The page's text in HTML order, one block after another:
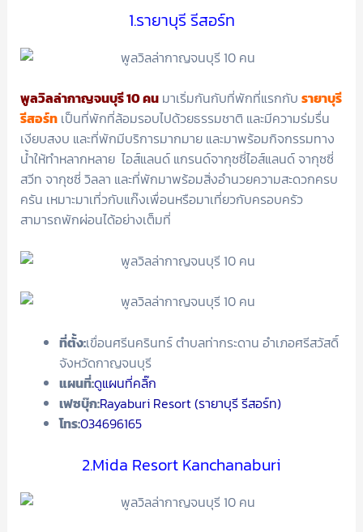
1.รายาบุรี รีสอร์ท
พูลวิลล่ากาญจนบุรี 10 คนมาเริ่มกันกับที่พักที่แรกกับ รายาบุรี
รีสอร์ทเป็นที่พักที่ล้อมรอบไปด้วยธรรมชาติ และมีความร่มรื่น
เงียบสงบ และที่พักมีบริการมากมาย และมาพร้อมกิจกรรมทาง
น้ำให้ทำหลากหลาย ไอส์แลนด์ แกรนด์จากุซซี่ไอส์แลนด์ จากุซซี่
สวีท จากุซซี่ วิลลา และที่พักมาพร้อมสิ่งอำนวยความสะดวกครบ
ครัน เหมาะมาเที่วกับแก๊งเพื่อนหรือมาเที่ยวกับครอบครัว
สามารถพักผ่อนได้อย่างเต็มที่
ที่ตั้ง:เขื่อนศรีนครินทร์ ตำบลท่ากระดาน อำเภอศรีสวัสดิ์
จังหวัดกาญจนบุรี
แผนที่:ดูแผนที่คลิ๊ก
เฟซบุ๊ก:Rayaburi Resort (รายาบุรี รีสอร์ท)
โทร:034696165
2.Mida Resort Kanchanaburi